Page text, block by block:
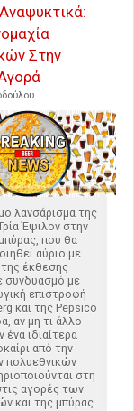
Στην
λανσάρισμα της
Έψιλον στην
που θα
αύριο με
έκθεσης
συνδυασμό με
επιστροφή
και της Pepsico
αν μη τι άλλο
ένα ιδιαίτερα
από την
πολυεθνικών
στη
αγορές των
και της μπύρας.